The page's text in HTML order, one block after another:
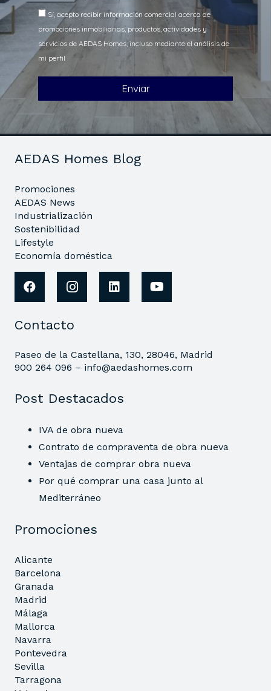
AEDAS Homes Blog
Promociones
AEDAS News
Industrialización
Sostenibilidad
Lifestyle
Economía doméstica
Contacto
Paseo de la Castellana, 130, 28046, Madrid
900 264 096 – info@aedashomes.com
Post Destacados
IVA de obra nueva
Contrato de compraventa de obra nueva
Ventajas de comprar obra nueva
Por qué comprar una casa junto al
Mediterráneo
Promociones
Alicante
Barcelona
Granada
Madrid
Málaga
Mallorca
Navarra
Pontevedra
Sevilla
Tarragona